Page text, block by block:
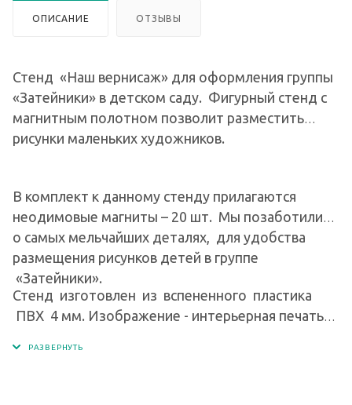
ОПИСАНИЕ ОТЗЫВЫ
Стенд «Наш вернисаж» для оформления группы
«Затейники» в детском саду. Фигурный стенд с
магнитным полотном позволит разместить
рисунки маленьких художников.
В комплект к данному стенду прилагаются
неодимовые магниты – 20 шт. Мы позаботились
о самых мельчайших деталях, для удобства
размещения рисунков детей в группе
«Затейники».
Стенд изготовлен из вспененного пластика
ПВХ 4 мм. Изображение - интерьерная печать